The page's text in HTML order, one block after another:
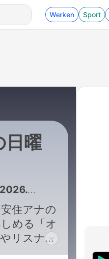
Werken Sport
日曜
ささわ』販売開始！」
住アナの
める「オ
リスナー
に安住ア